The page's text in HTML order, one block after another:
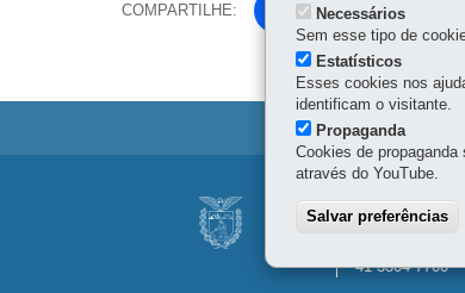
COMPARTILHE:
Fa
ce
bo
ok
Tw
itt
er
Navegação
principal
CONEXÃO
41 3304-7700
Necessários
Sem esse tipo de
Estatísticos
Esses cookies nos
identificam o visitante.
Propaganda
Cookies de
através do YouTube.
Salvar preferências